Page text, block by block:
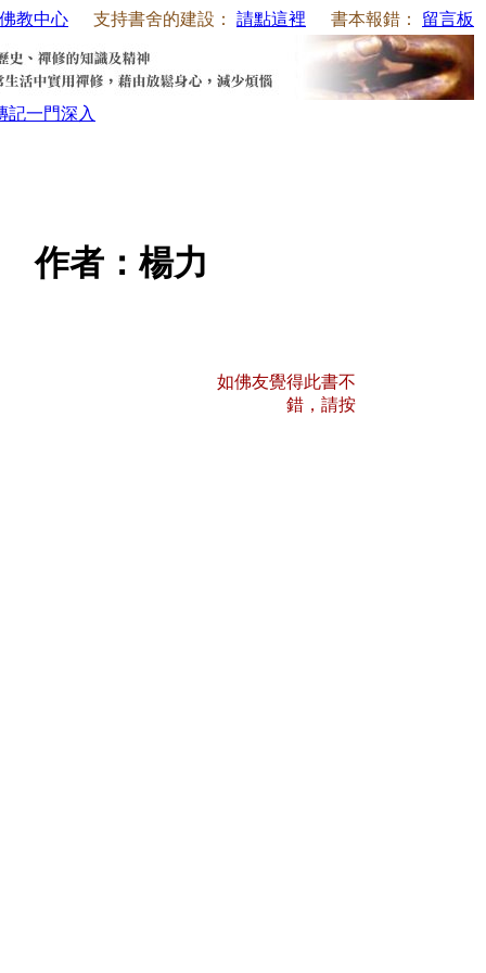
教中心 支持書舍的建設： 請點這裡 書本報錯： 留言板
記一門深入
作者：楊力
如佛友覺得此書不
錯，請按